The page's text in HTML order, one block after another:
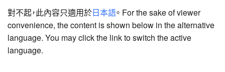
對不起，此內容只適用於日本語。 For the sake of viewer
convenience, the content is shown below in the alternative
language. You may click the link to switch the active
language.